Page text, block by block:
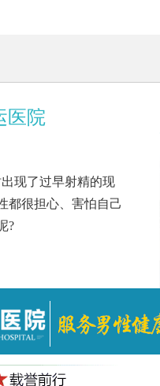
医院
现了过早射精的现
都很担心、害怕自己
?
等器官过度充血，
而就造成了男性不